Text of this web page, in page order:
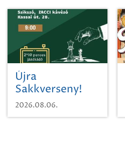
Újra
Sakkverseny!
2026.08.06.